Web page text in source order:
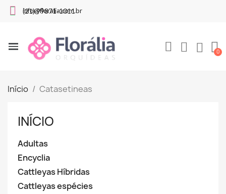
(21) 99871-1011
info@floralia.com.br
Início Catasetineas
INÍCIO
Adultas
Encyclia
Cattleyas Híbridas
Cattleyas espécies